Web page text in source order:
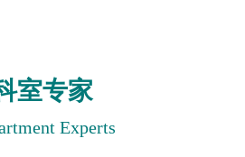
室专家
Experts